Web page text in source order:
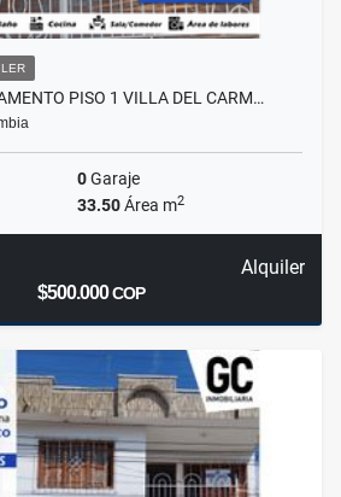
PISO 1 VILLA DEL CARM…
0Garaje
33.50Área m2
Alquiler
$500.000COP